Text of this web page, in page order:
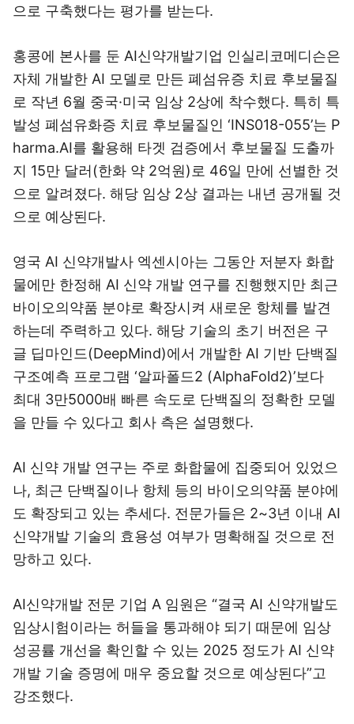
으로 구축했다는 평가를 받는다.
홍콩에 본사를 둔 AI신약개발기업 인실리코메디슨은
자체 개발한 AI 모델로 만든 폐섬유증 치료 후보물질
로 작년 6월 중국·미국 임상 2상에 착수했다. 특히 특
발성 폐섬유화증 치료 후보물질인 ‘INS018-055’는 P
harma.AI를 활용해 타겟 검증에서 후보물질 도출까
지 15만 달러(한화 약 2억원)로 46일 만에 선별한 것
으로 알려졌다. 해당 임상 2상 결과는 내년 공개될 것
으로 예상된다.
영국 AI 신약개발사 엑센시아는 그동안 저분자 화합
물에만 한정해 AI 신약 개발 연구를 진행했지만 최근
바이오의약품 분야로 확장시켜 새로운 항체를 발견
하는데 주력하고 있다. 해당 기술의 초기 버전은 구
글 딥마인드(DeepMind)에서 개발한 AI 기반 단백질
구조예측 프로그램 ‘알파폴드2 (AlphaFold2)’보다
최대 3만5000배 빠른 속도로 단백질의 정확한 모델
을 만들 수 있다고 회사 측은 설명했다.
AI 신약 개발 연구는 주로 화합물에 집중되어 있었으
나, 최근 단백질이나 항체 등의 바이오의약품 분야에
도 확장되고 있는 추세다. 전문가들은 2~3년 이내 AI
신약개발 기술의 효용성 여부가 명확해질 것으로 전
망하고 있다.
AI신약개발 전문 기업 A 임원은 “결국 AI 신약개발도
임상시험이라는 허들을 통과해야 되기 때문에 임상
성공률 개선을 확인할 수 있는 2025 정도가 AI 신약
개발 기술 증명에 매우 중요할 것으로 예상된다”고
강조했다.